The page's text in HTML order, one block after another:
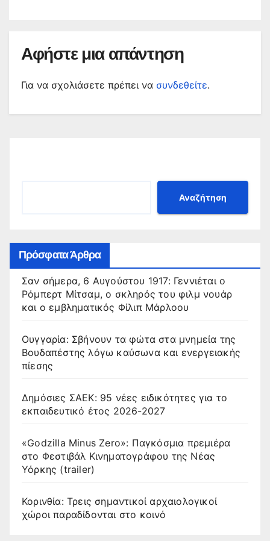
Αφήστε μια απάντηση
Για να σχολιάσετε πρέπει να συνδεθείτε.
Αναζήτηση
Πρόσφατα Άρθρα
Σαν σήμερα, 6 Αυγούστου 1917: Γεννιέται ο
Ρόμπερτ Μίτσαμ, ο σκληρός του φιλμ νουάρ
και ο εμβληματικός Φίλιπ Μάρλοου
Ουγγαρία: Σβήνουν τα φώτα στα μνημεία της
Βουδαπέστης λόγω καύσωνα και ενεργειακής
πίεσης
Δημόσιες ΣΑΕΚ: 95 νέες ειδικότητες για το
εκπαιδευτικό έτος 2026-2027
«Godzilla Minus Zero»: Παγκόσμια πρεμιέρα
στο Φεστιβάλ Κινηματογράφου της Νέας
Υόρκης (trailer)
Κορινθία: Τρεις σημαντικοί αρχαιολογικοί
χώροι παραδίδονται στο κοινό